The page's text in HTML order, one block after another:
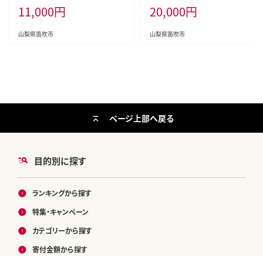
可※ 106-003-26y
11,000円
山梨県笛吹市
20,000円
山梨県笛吹市
目的別に探す
ランキングから探す
特集・キャンペーン
カテゴリーから探す
寄付金額から探す
ページ上部へ戻る